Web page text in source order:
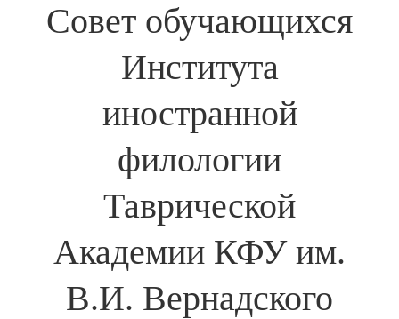
Совет обучающихся
Института
иностранной
филологии
Таврической
Академии КФУ им.
В.И. Вернадского